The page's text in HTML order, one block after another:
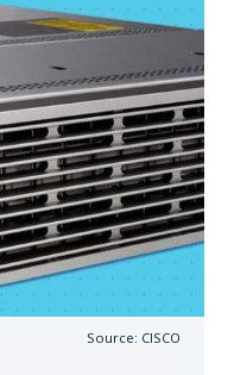
Source: CISCO